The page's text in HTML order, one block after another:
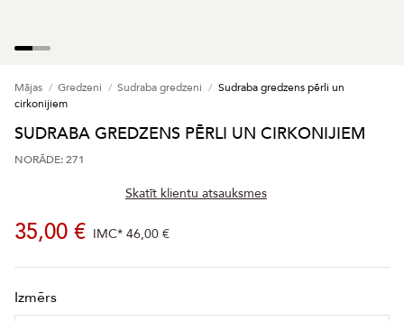
Mājas Gredzeni Sudraba gredzeni
Sudraba gredzens pērli un
cirkonijiem
SUDRABA GREDZENS PĒRLI UN CIRKONIJIEM
NORĀDE: 271
Skatīt klientu atsauksmes
35,00 € IMC* 46,00 €
Izmērs